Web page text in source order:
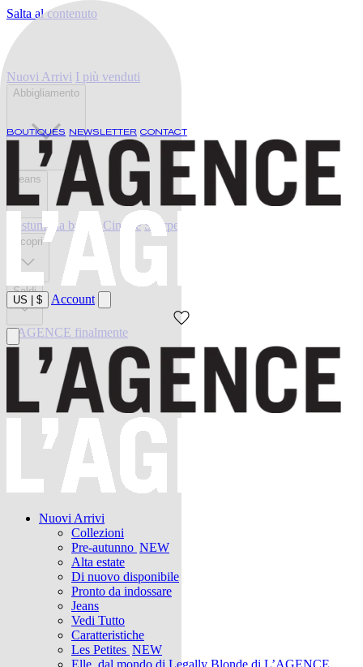
Salta al contenuto
BOUTIQUES NEWSLETTER CONTACT
US $ Account
Nuovi Arrivi
Collezioni
Pre-autunno NEW
Alta estate
Di nuovo disponibile
Pronto da indossare
Jeans
Vedi Tutto
Caratteristiche
Les Petites NEW
Elle, dal mondo di Legally Blonde di L’AGENCE
Nuovi Arrivi I più venduti
Abbigliamento
Jeans
Costumi da bagno Cinture Scarpe
Scopri
Saldi
L'AGENCE finalmente